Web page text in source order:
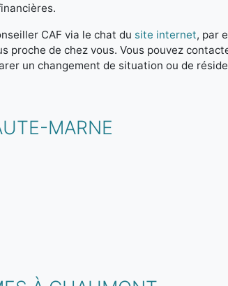
CAF via le chat du site internet, par
proche de chez vous. Vous pouvez
un changement de situation ou de
MARNE